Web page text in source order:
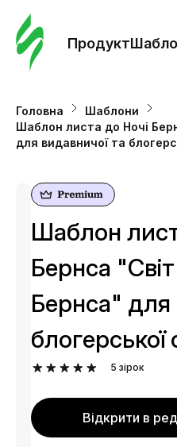
Продукт
Головна
Шаблони
Шаблон листа до Ночі
для видавничої та
Шаблон
Бернса
Бернса" для
5 зірок
Відкрити в